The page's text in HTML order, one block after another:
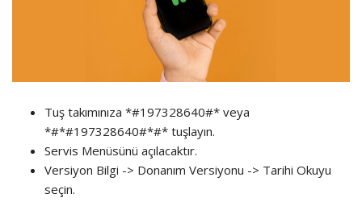
Tuş takımınıza *#197328640#* veya
*#*#197328640#*#* tuşlayın.
Servis Menüsünü açılacaktır.
Versiyon Bilgi -> Donanım Versiyonu -> Tarihi Okuyu
seçin.